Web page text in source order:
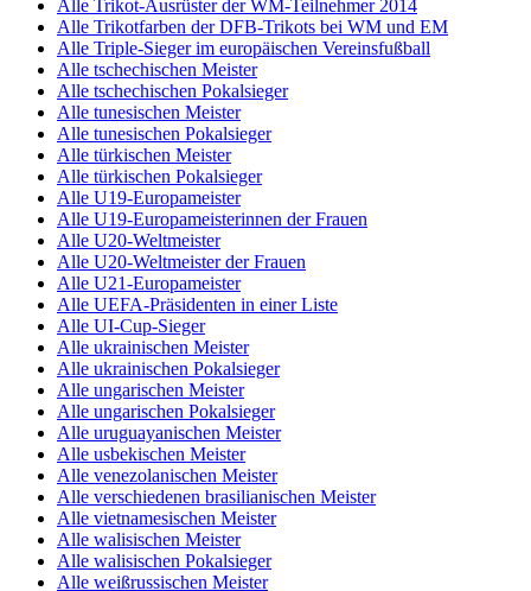
Alle Trikot-Ausrüster der WM-Teilnehmer 2014
Alle Trikotfarben der DFB-Trikots bei WM und EM
Alle Triple-Sieger im europäischen Vereinsfußball
Alle tschechischen Meister
Alle tschechischen Pokalsieger
Alle tunesischen Meister
Alle tunesischen Pokalsieger
Alle türkischen Meister
Alle türkischen Pokalsieger
Alle U19-Europameister
Alle U19-Europameisterinnen der Frauen
Alle U20-Weltmeister
Alle U20-Weltmeister der Frauen
Alle U21-Europameister
Alle UEFA-Präsidenten in einer Liste
Alle UI-Cup-Sieger
Alle ukrainischen Meister
Alle ukrainischen Pokalsieger
Alle ungarischen Meister
Alle ungarischen Pokalsieger
Alle uruguayanischen Meister
Alle usbekischen Meister
Alle venezolanischen Meister
Alle verschiedenen brasilianischen Meister
Alle vietnamesischen Meister
Alle walisischen Meister
Alle walisischen Pokalsieger
Alle weißrussischen Meister